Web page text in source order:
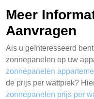
Meer
Aanvragen
Als u geïnteresseerd
zonnepanelen op uw
zonnepanelen
de prijs per wattpiek?
zonnepanelen prijs per